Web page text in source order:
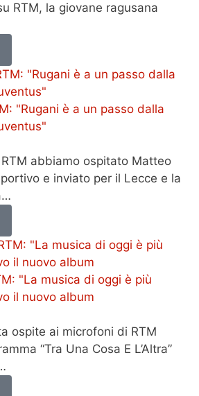
RTM, la giovane ragusana
"Rugani è a un passo dalla
abbiamo ospitato Matteo
e inviato per il Lecce e la
"La musica di oggi è più
il nuovo album
ospite ai microfoni di RTM
“Tra Una Cosa E L’Altra”